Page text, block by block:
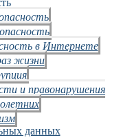
в Интернете
жизни
и правонарушения
данных